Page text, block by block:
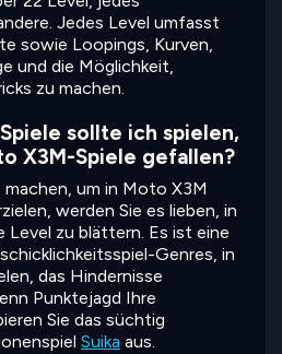
Jedes Level umfasst
sowie Loopings, Kurven,
und die Möglichkeit,
zu machen.
sollte ich spielen,
X3M-Spiele gefallen?
machen, um in Moto X3M
werden Sie es lieben, in
Level zu blättern. Es ist eine
Genres, in
das Hindernisse
Punktejagd Ihre
Sie das süchtig
Suika aus.